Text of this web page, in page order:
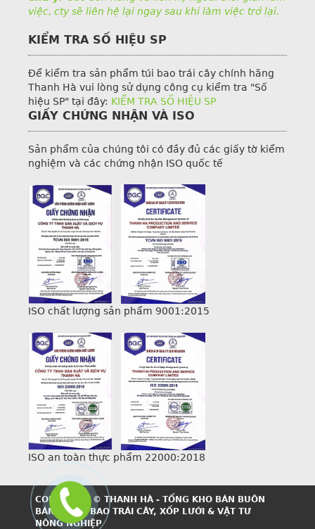
việc, cty sẽ liên hệ lại ngay sau khi làm việc trở lại.
KIỂM TRA SỐ HIỆU SP
Để kiểm tra sản phẩm túi bao trái cây chính hãng
Thanh Hà vui lòng sử dụng công cụ kiểm tra "Số
hiệu SP" tại đây: KIỂM TRA SỐ HIỆU SP
GIẤY CHỨNG NHẬN VÀ ISO
Sản phẩm của chúng tôi có đầy đủ các giấy tờ kiểm
nghiệm và các chứng nhận ISO quốc tế
ISO chất lượng sản phẩm 9001:2015
ISO an toàn thực phẩm 22000:2018
COPYRIGHT © THANH HÀ - TỔNG KHO BÁN BUÔN
BÁN LẺ TÚI BAO TRÁI CÂY, XỐP LƯỚI & VẬT TƯ
NÔNG NGHIỆP